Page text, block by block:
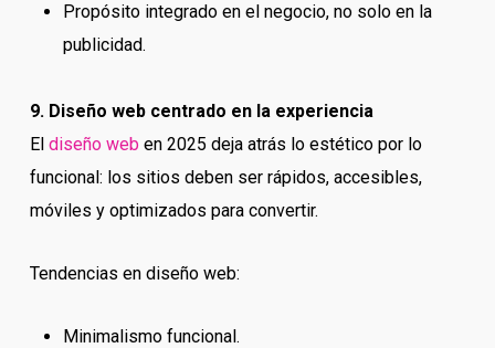
Propósito integrado en el negocio, no solo en la
publicidad.
9. Diseño web centrado en la experiencia
El diseño web en 2025 deja atrás lo estético por lo
funcional: los sitios deben ser rápidos, accesibles,
móviles y optimizados para convertir.
Tendencias en diseño web:
Minimalismo funcional.